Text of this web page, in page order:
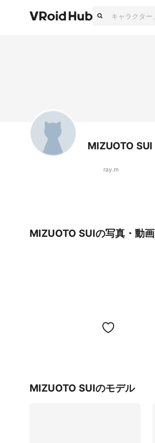
MIZUOTO SUI
ray.m
MIZUOTO SUIの写真・動画
MIZUOTO SUIのモデル